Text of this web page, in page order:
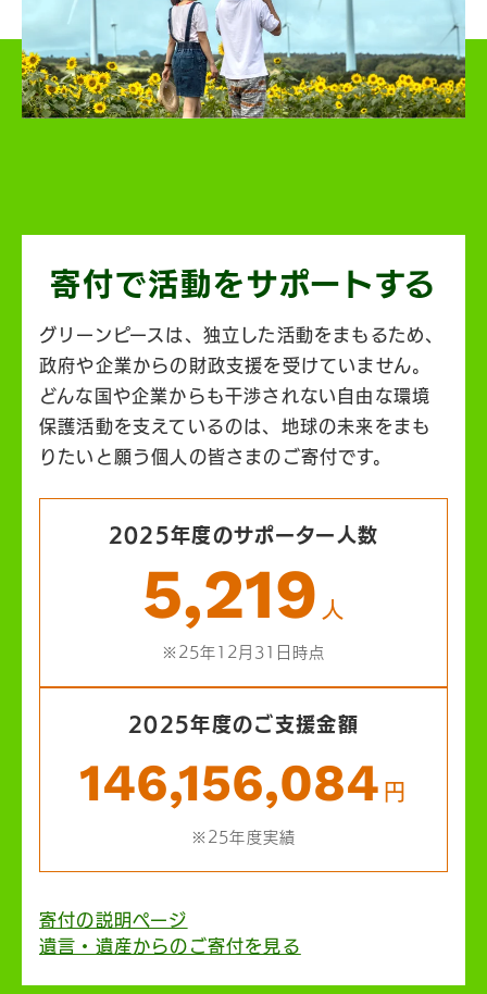
寄付で活動をサポートする
グリーンピースは、独立した活動をまもるため、
政府や企業からの財政支援を受けていません。
どんな国や企業からも干渉されない自由な環境
保護活動を支えているのは、地球の未来をまも
りたいと願う個人の皆さまのご寄付です。
2025年度のサポーター人数
5,219 人
※25年12月31日時点
2025年度のご支援金額
146,156,084 円
※25年度実績
寄付の説明ページ
遺言・遺産からのご寄付を見る